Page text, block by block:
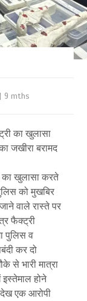
9 mths
का खुलासा
जखीरा बरामद
का खुलासा करते
को मुखबिर
वाले रास्ते पर
फैक्ट्री
पुलिस व
कर दो
से भारी मात्रा
इस्तेमाल होने
एक आरोपी